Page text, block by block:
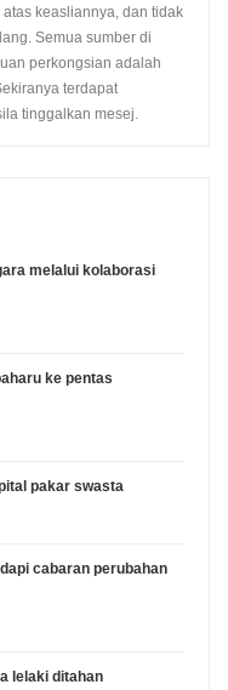
keasliannya, dan tidak
Semua sumber di
perkongsian adalah
terdapat
tinggalkan mesej.
melalui kolaborasi
ke pentas
pakar swasta
cabaran perubahan
lelaki ditahan